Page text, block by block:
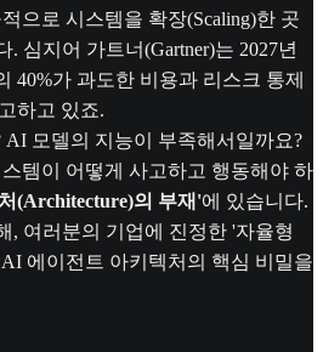
으로 시스템을 확장(Scaling)한 곳
. 심지어 가트너(Gartner)는 2027년
40%가 과도한 비용과 리스크 통제
하고 있죠.
모델의 지능이 부족해서일까요?
템이 어떻게 사고하고 행동해야 하
(Architecture)의 부재'에 있습니다.
, 여러분의 기업에 진정한 '자율형
에이전트 아키텍처의 핵심 비밀을